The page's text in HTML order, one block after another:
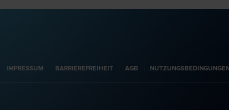
IMPRESSUM BARRIEREFREIHEIT AGB